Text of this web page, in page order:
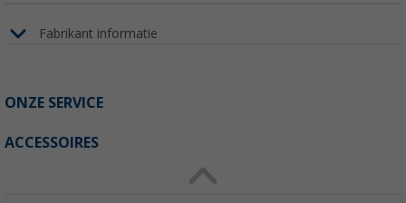
Fabrikant informatie
ONZE SERVICE
ACCESSOIRES